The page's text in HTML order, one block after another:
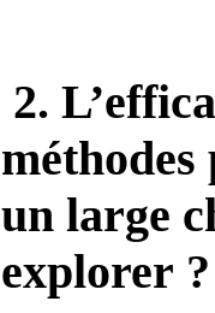
2.
méthodes
un large
explorer ?